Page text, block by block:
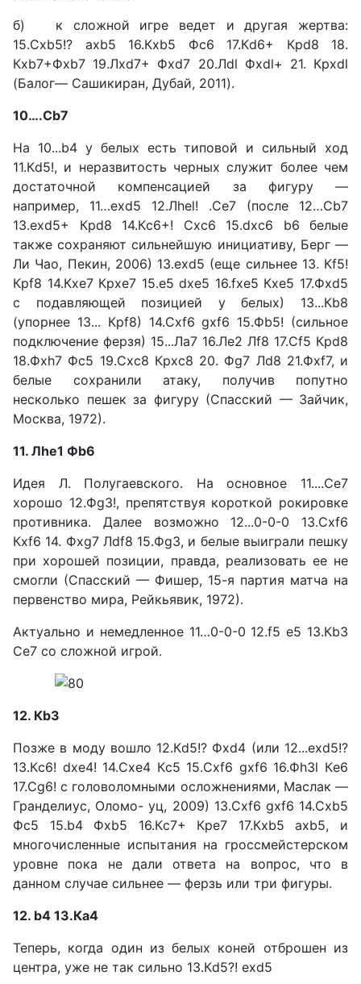
б) к сложной игре ведет и другая жертва:
15.Сxb5!? ахb5 16.Кхb5 Фс6 17.Кd6+ Крd8 18.
Кxb7+Фxb7 19.Лxd7+ Фxd7 20.Лdl Фxdl+ 21. Крxdl
(Балог— Сашикиран, Дубай, 2011).
10….Сb7
На 10...b4 у белых есть типо­вой и сильный ход
11.Кd5!, и неразвитость черных служит более чем
достаточной компен­сацией за фигуру —
например, 11…exd5 12.Лhel! .Сe7 (после 12…Сb7
13.exd5+ Крd8 14.Кc6+! Сxc6 15.dxc6 b6 белые
также сохраняют сильнейшую ини­циативу, Берг —
Ли Чао, Пе­кин, 2006) 13.exd5 (еще сильнее 13. Кf5!
Крf8 14.Кxe7 Крхе7 15.е5 dxe5 16.fxe5 Кxe5 17.Фxd5
c подавляющей позицией у бе­лых) 13...Кb8
(упорнее 13... Крf8) 14.Сxf6 gxf6 15.Фb5! (сильное
подключение ферзя) 15...Ла7 16.Ле2 Лf8 17.Сf5 Крd8
18.Фxh7 Фс5 19.Сxc8 Крхс8 20. Фg7 Лd8 21.Фxf7, и
белые сохра­нили атаку, получив попутно
несколько пешек за фигуру (Спасский — Зайчик,
Москва, 1972).
11. Лhe1 Фb6
Идея Л. Полугаевского. На ос­новное 11....Сe7
хорошо 12.Фg3!, препятствуя короткой роки­ровке
противника. Далее воз­можно 12...0-0-0 13.Сxf6
Кxf6 14. Фxg7 Лdf8 15.Фg3, и белые выиграли пешку
при хорошей позиции, правда, реализовать ее не
смогли (Спасский — Фишер, 15-я партия матча на
пер­венство мира, Рейкьявик, 1972).
Актуально и немедленное 11…0-0-0 12.f5 е5 13.Кb3
Се7 со сложной игрой.
12. Кb3
Позже в моду вошло 12.Кd5!? Фxd4 (или 12...exd5!?
13.Кc6! dxe4! 14.Сxe4 Кc5 15.Сxf6 gxf6 16.Фh3l Кe6
17.Сg6! с го­ловоломными осложнениями, Маслак —
Гранделиус, Оломо- уц, 2009) 13.Сxf6 gxf6 14.Сxb5
Фc5 15.b4 Фхb5 16.Кc7+ Кре7 17.Кхb5 axb5, и
многочислен­ные испытания на гроссмей­стерском
уровне пока не дали ответа на вопрос, что в
данном случае сильнее — ферзь или три фигуры.
12. b4 13.Ка4
Теперь, когда один из белых коней отброшен из
центра, уже не так сильно 13.Кd5?! exd5